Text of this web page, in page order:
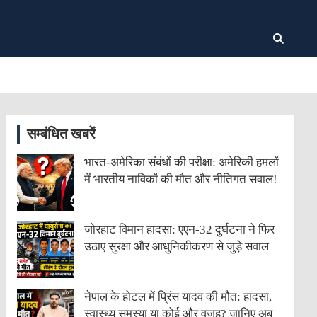
सम्बंधित खबरें
भारत-अमेरिका संबंधों की परीक्षा: अमेरिकी हमलों
में भारतीय नाविकों की मौत और नीतिगत सवाल!
जोरहाट विमान हादसा: एएन-32 दुर्घटना ने फिर
उठाए सुरक्षा और आधुनिकीकरण से जुड़े सवाल
नेपाल के होटल में प्रिंस यादव की मौत: हादसा,
स्वास्थ्य समस्या या कोई और वजह? जानिए अब